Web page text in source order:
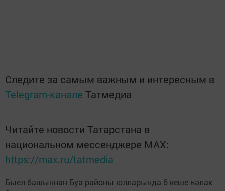
Следите за самым важным и интересным в
Telegram-канале Татмедиа
Читайте новости Татарстана в
национальном мессенджере MАХ:
https://max.ru/tatmedia
Быел башыннан Буа районы юлларында 6 кеше һәлак